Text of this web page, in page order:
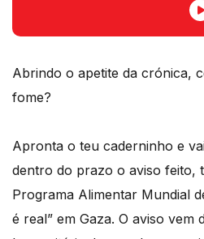
Abrindo o apetite da crónica,
fome?
Apronta o teu caderninho e
dentro do prazo o aviso feito,
Programa Alimentar Mundial
é real” em Gaza. O aviso vem